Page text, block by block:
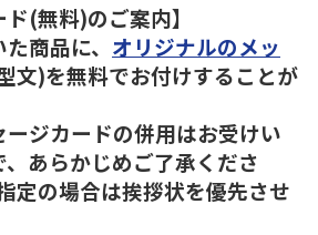
ド(無料)のご案内】
商品に、 オリジナルのメッ
文)を無料でお付けすることが
ジカードの併用はお受けい
あらかじめご了承くださ
定の場合は挨拶状を優先させ